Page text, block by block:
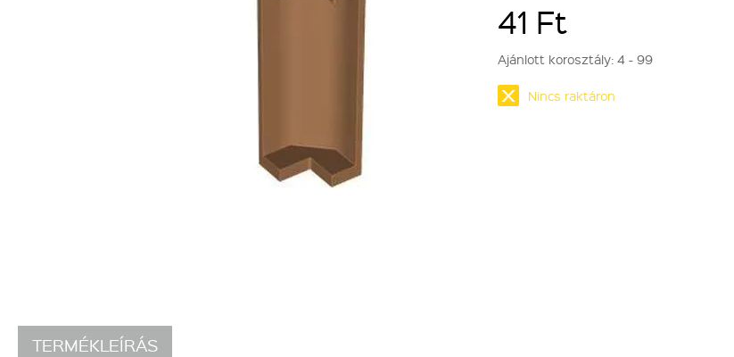
41 Ft
Ajánlott korosztály: 4 - 99
Nincs raktáron
TERMÉKLEÍRÁS